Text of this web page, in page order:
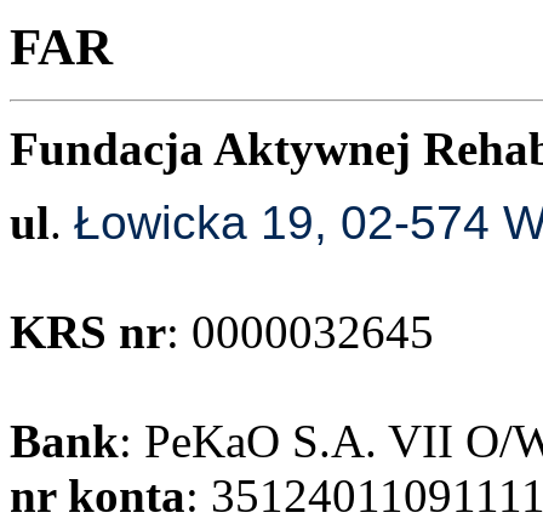
FAR
Fundacja Aktywnej
ul. Łowicka 19, 02-574
KRS nr: 0000032645
Bank: PeKaO S.A. VII O/
nr konta: